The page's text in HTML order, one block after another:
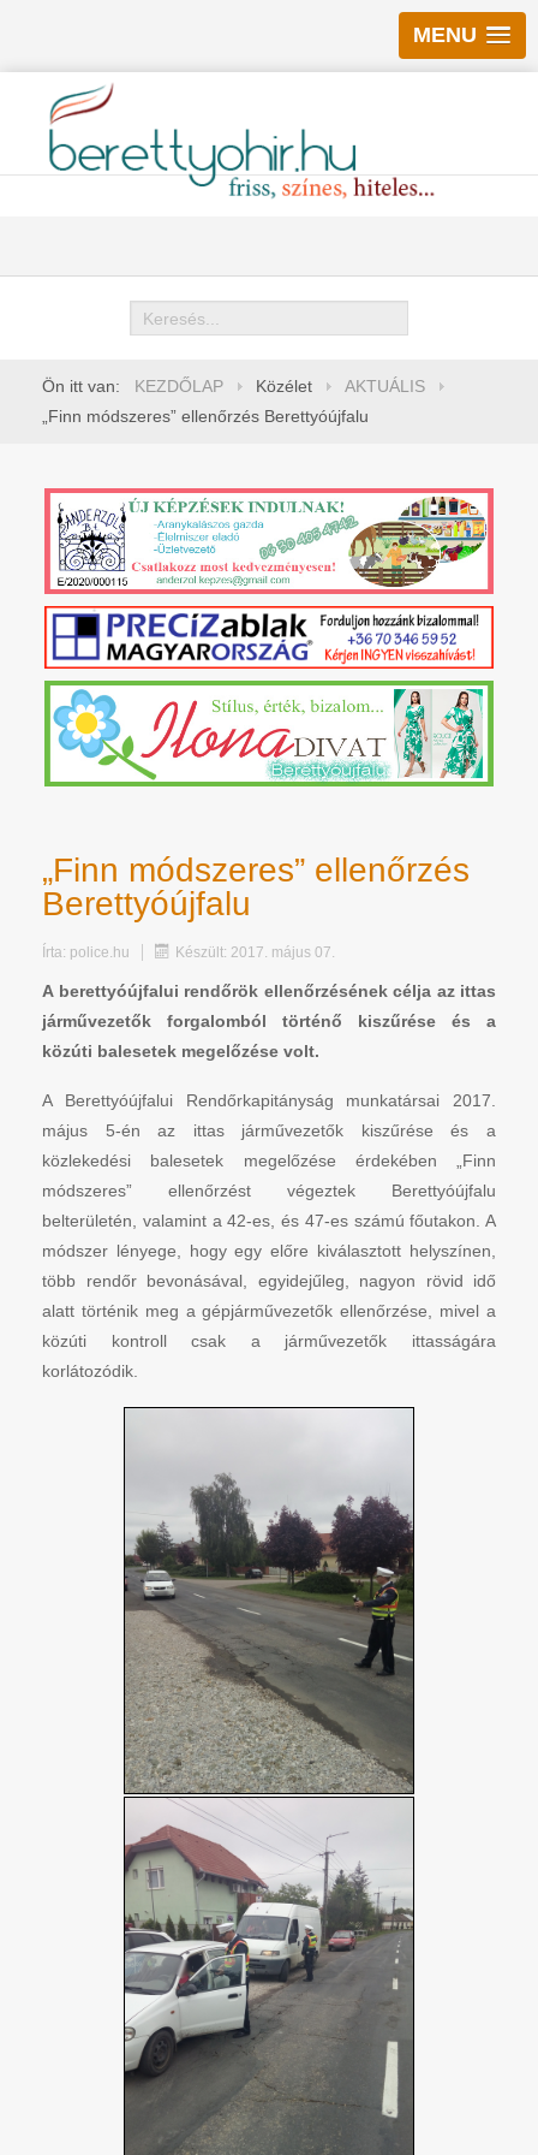
MENU
Keresés
Ön itt van: KEZDŐLAP Közélet
AKTUÁLIS
„Finn módszeres” ellenőrzés Berettyóújfalu
„Finn módszeres” ellenőrzés
Berettyóújfalu
Írta: police.hu Készült: 2017. május 07.
A berettyóújfalui rendőrök ellenőrzésének célja az ittas
járművezetők forgalomból történő kiszűrése és a
közúti balesetek megelőzése volt.
A Berettyóújfalui Rendőrkapitányság munkatársai 2017.
május 5-én az ittas járművezetők kiszűrése és a
közlekedési balesetek megelőzése érdekében „Finn
módszeres” ellenőrzést végeztek Berettyóújfalu
belterületén, valamint a 42-es, és 47-es számú főutakon. A
módszer lényege, hogy egy előre kiválasztott helyszínen,
több rendőr bevonásával, egyidejűleg, nagyon rövid idő
alatt történik meg a gépjárművezetők ellenőrzése, mivel a
közúti kontroll csak a járművezetők ittasságára
korlátozódik.